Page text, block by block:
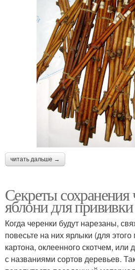
читать дальше →
Секреты сохранения
яблони для прививки
Когда черенки будут нарезаны,
повесьте на них ярлыки (для этого
картона, оклеенного скотчем, или
с названиями сортов деревьев.